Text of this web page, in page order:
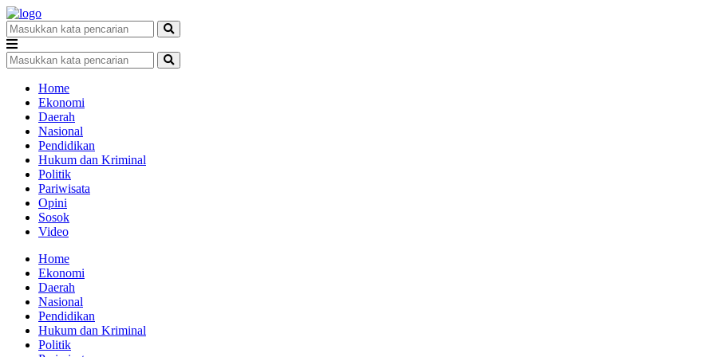
Home
Ekonomi
Daerah
Nasional
Pendidikan
Hukum dan Kriminal
Politik
Pariwisata
Opini
Sosok
Video
Home
Ekonomi
Daerah
Nasional
Pendidikan
Hukum dan Kriminal
Politik